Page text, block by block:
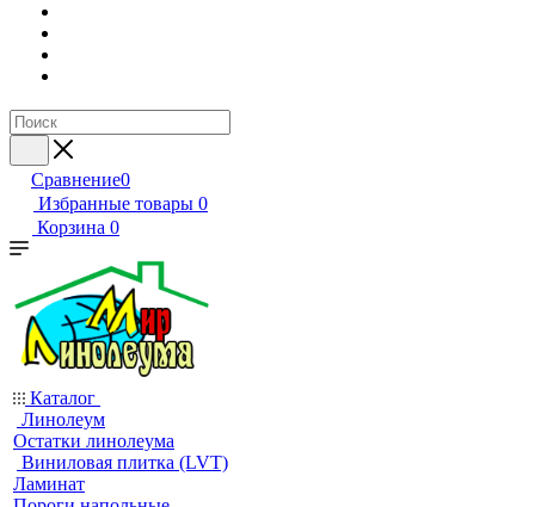
Сравнение0
Избранные товары 0
Корзина 0
Каталог
Линолеум
Остатки линолеума
Виниловая плитка (LVT)
Ламинат